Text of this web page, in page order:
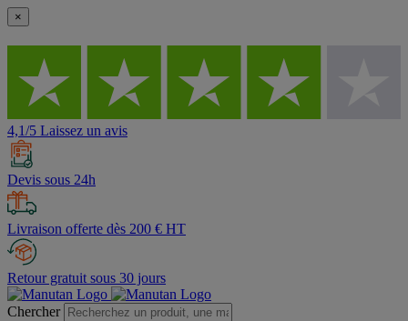
×
4,1/5 Laissez un avis
Devis sous 24h
Livraison offerte dès 200 € HT
Retour gratuit sous 30 jours
Chercher